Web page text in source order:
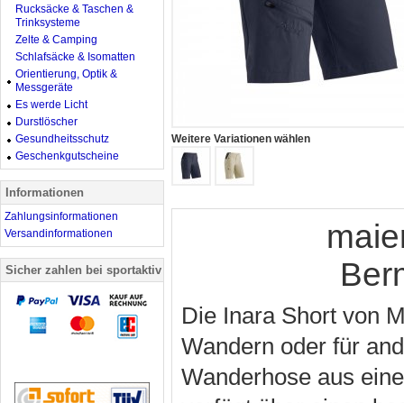
Weitere Variationen wählen
Die Inara Short von
Wandern oder für
Wanderhose aus
Rucksäcke & Taschen &
Trinksysteme
Zelte & Camping
Schlafsäcke & Isomatten
Orientierung, Optik &
Messgeräte
Es werde Licht
Durstlöscher
Gesundheitsschutz
Geschenkgutscheine
Informationen
Zahlungsinformationen
Versandinformationen
Sicher zahlen bei sportaktiv